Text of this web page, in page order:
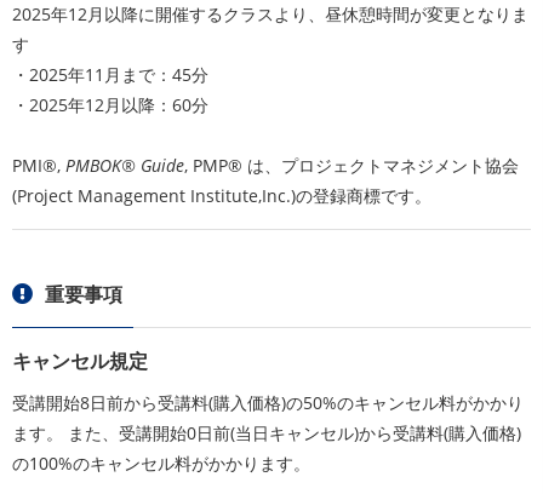
2025年12月以降に開催するクラスより、昼休憩時間が変更となりま
す
・2025年11月まで：45分
・2025年12月以降：60分
PMI®, PMBOK® Guide, PMP® は、プロジェクトマネジメント協会
(Project Management Institute,Inc.)の登録商標です。
重要事項
キャンセル規定
受講開始8日前から受講料(購入価格)の50%のキャンセル料がかかり
ます。 また、受講開始0日前(当日キャンセル)から受講料(購入価格)
の100%のキャンセル料がかかります。